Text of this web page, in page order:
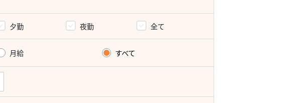
夕勤 夜勤 全て
月給 すべて